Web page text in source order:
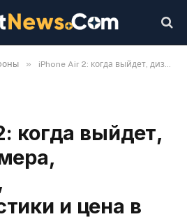
» iPhone Air 2: когда выйдет, дизайн, камера, процессор, характеристики и цена в Украине
когда выйдет,
и цена в